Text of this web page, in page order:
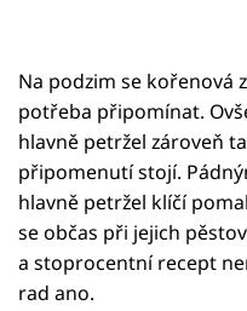
Na podzim se kořenová
potřeba připomínat.
hlavně petržel zároveň
připomenutí stojí.
hlavně petržel klíčí
se občas při jejich
a stoprocentní recept
rad ano.